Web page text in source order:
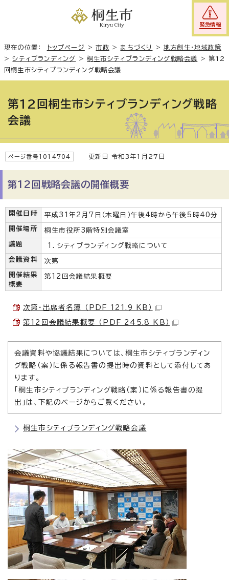
緊急情報
現在の位置： トップページ >市政 > まちづくり >地方創生・地域政策
>シティブランディング >桐生市シティブランディング戦略会議 >第12
回桐生市シティブランディング戦略会議
第12回桐生市シティブランディング戦略
会議
ページ番号1014704 更新日 令和3年1月27日
第12回戦略会議の開催概要
開催日時 平成31年2月7日（木曜日）午後4時から午後5時40分
開催場所 桐生市役所3階特別会議室
議題 シティブランディング戦略について
会議資料 次第
開催結果
概要
第12回会議結果概要
次第・出席者名簿 （PDF 121.9 KB）
第12回会議結果概要 （PDF 245.8 KB）
会議資料や協議結果については、桐生市シティブランディン
グ戦略（案）に係る報告書の提出時の資料として添付してあ
ります。
「桐生市シティブランディング戦略（案）に係る報告書の提
出」は、下記のページからご覧ください。
桐生市シティブランディング戦略会議